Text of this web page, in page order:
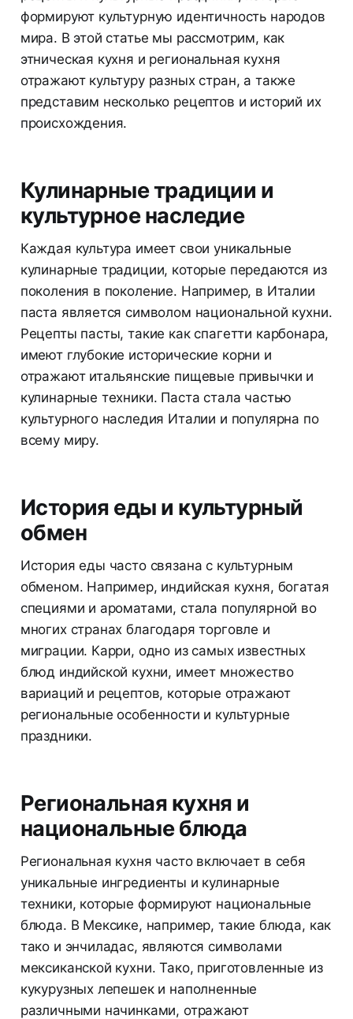
формируют культурную идентичность народов
мира. В этой статье мы рассмотрим, как
этническая кухня и региональная кухня
отражают культуру разных стран, а также
представим несколько рецептов и историй их
происхождения.
Кулинарные традиции и
культурное наследие
Каждая культура имеет свои уникальные
кулинарные традиции, которые передаются из
поколения в поколение. Например, в Италии
паста является символом национальной кухни.
Рецепты пасты, такие как спагетти карбонара,
имеют глубокие исторические корни и
отражают итальянские пищевые привычки и
кулинарные техники. Паста стала частью
культурного наследия Италии и популярна по
всему миру.
История еды и культурный
обмен
История еды часто связана с культурным
обменом. Например, индийская кухня, богатая
специями и ароматами, стала популярной во
многих странах благодаря торговле и
миграции. Карри, одно из самых известных
блюд индийской кухни, имеет множество
вариаций и рецептов, которые отражают
региональные особенности и культурные
праздники.
Региональная кухня и
национальные блюда
Региональная кухня часто включает в себя
уникальные ингредиенты и кулинарные
техники, которые формируют национальные
блюда. В Мексике, например, такие блюда, как
тако и энчиладас, являются символами
мексиканской кухни. Тако, приготовленные из
кукурузных лепешек и наполненные
различными начинками, отражают